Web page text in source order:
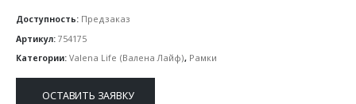
Доступность: Предзаказ
Артикул: 754175
Категории: Valena Life (Валена Лайф), Рамки
ОСТАВИТЬ ЗАЯВКУ